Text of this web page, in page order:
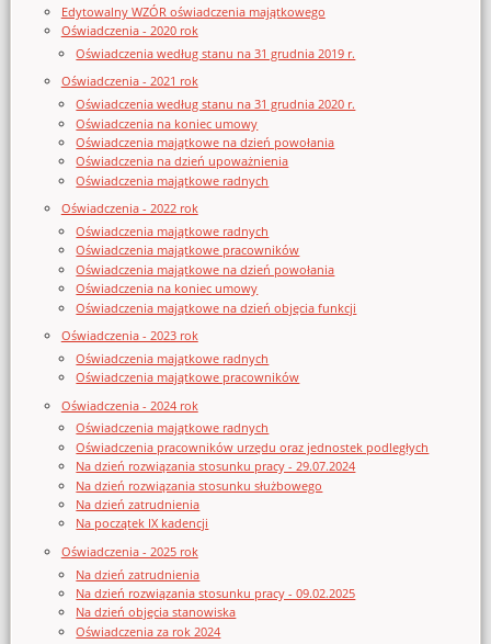
Edytowalny WZÓR oświadczenia majątkowego
Oświadczenia - 2020 rok
Oświadczenia według stanu na 31 grudnia 2019 r.
Oświadczenia - 2021 rok
Oświadczenia według stanu na 31 grudnia 2020 r.
Oświadczenia na koniec umowy
Oświadczenia majątkowe na dzień powołania
Oświadczenia na dzień upoważnienia
Oświadczenia majątkowe radnych
Oświadczenia - 2022 rok
Oświadczenia majątkowe radnych
Oświadczenia majątkowe pracowników
Oświadczenia majątkowe na dzień powołania
Oświadczenia na koniec umowy
Oświadczenia majątkowe na dzień objęcia funkcji
Oświadczenia - 2023 rok
Oświadczenia majątkowe radnych
Oświadczenia majątkowe pracowników
Oświadczenia - 2024 rok
Oświadczenia majątkowe radnych
Oświadczenia pracowników urzędu oraz jednostek podległych
Na dzień rozwiązania stosunku pracy - 29.07.2024
Na dzień rozwiązania stosunku służbowego
Na dzień zatrudnienia
Na początek IX kadencji
Oświadczenia - 2025 rok
Na dzień zatrudnienia
Na dzień rozwiązania stosunku pracy - 09.02.2025
Na dzień objęcia stanowiska
Oświadczenia za rok 2024